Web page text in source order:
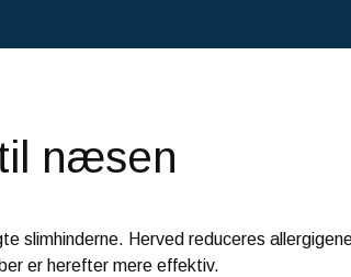
næsen
slimhinderne. Herved reduceres
er herefter mere effektiv.